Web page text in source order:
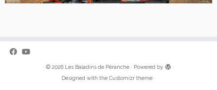
· © 2026 Les Baladins de Péranche· Powered by
·
Designed with the Customizr theme ·